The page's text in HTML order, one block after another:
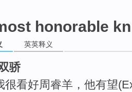
honorable
英英释义
骄
很看好周睿羊，他有望